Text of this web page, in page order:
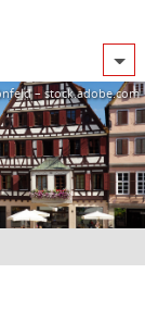
– stock.adobe.com